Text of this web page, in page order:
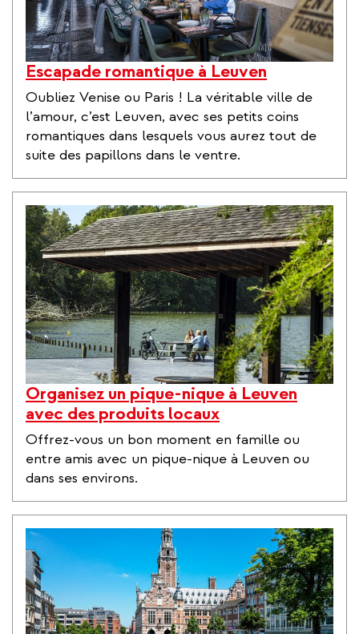
Escapade romantique à Leuven
Oubliez Venise ou Paris ! La véritable ville de
l’amour, c’est Leuven, avec ses petits coins
romantiques dans lesquels vous aurez tout de
suite des papillons dans le ventre.
Organisez un pique-nique à Leuven
avec des produits locaux
Offrez-vous un bon moment en famille ou
entre amis avec un pique-nique à Leuven ou
dans ses environs.